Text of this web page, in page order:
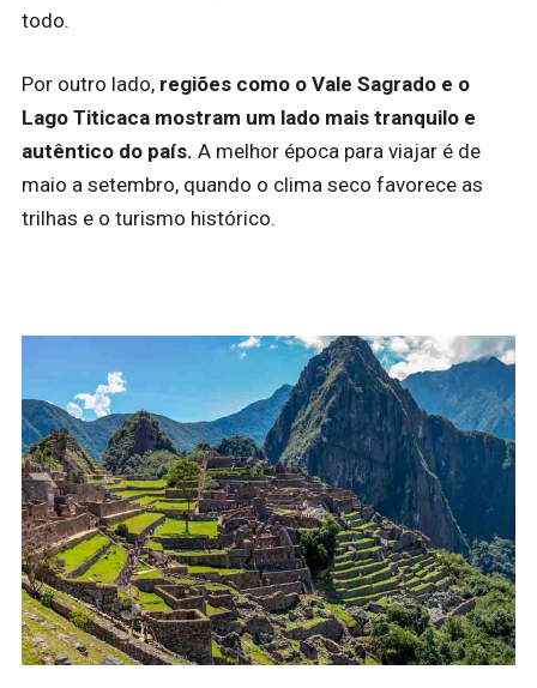
todo.
Por outro lado, regiões como o Vale Sagrado e o
Lago Titicaca mostram um lado mais tranquilo e
autêntico do país. A melhor época para viajar é de
maio a setembro, quando o clima seco favorece as
trilhas e o turismo histórico.